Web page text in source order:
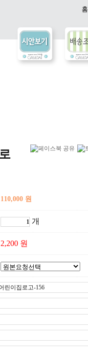
홈
110,000 원
개
2,200 원